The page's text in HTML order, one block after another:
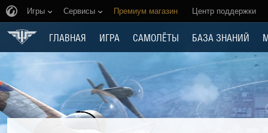
Игры Сервисы Премиум магазин Центр поддержки
ГЛАВНАЯ ИГРА САМОЛЁТЫ БАЗА ЗНАНИЙ